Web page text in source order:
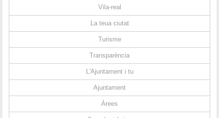
Vila-real
La teua ciutat
Turisme
Transparència
L'Ajuntament i tu
Ajuntament
Àrees